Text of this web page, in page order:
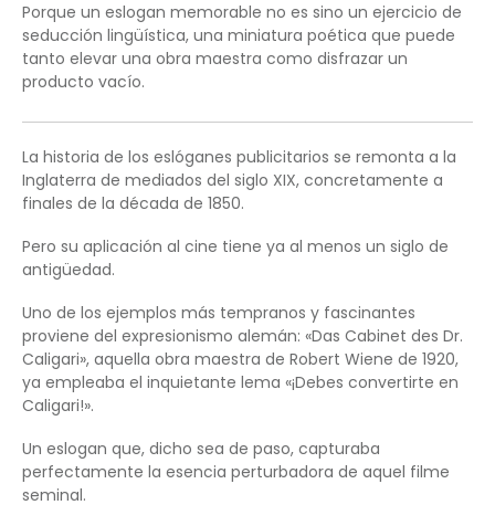
Porque un eslogan memorable no es sino un ejercicio de
seducción lingüística, una miniatura poética que puede
tanto elevar una obra maestra como disfrazar un
producto vacío.
La historia de los eslóganes publicitarios se remonta a la
Inglaterra de mediados del siglo XIX, concretamente a
finales de la década de 1850.
Pero su aplicación al cine tiene ya al menos un siglo de
antigüedad.
Uno de los ejemplos más tempranos y fascinantes
proviene del expresionismo alemán: «Das Cabinet des Dr.
Caligari», aquella obra maestra de Robert Wiene de 1920,
ya empleaba el inquietante lema «¡Debes convertirte en
Caligari!».
Un eslogan que, dicho sea de paso, capturaba
perfectamente la esencia perturbadora de aquel filme
seminal.